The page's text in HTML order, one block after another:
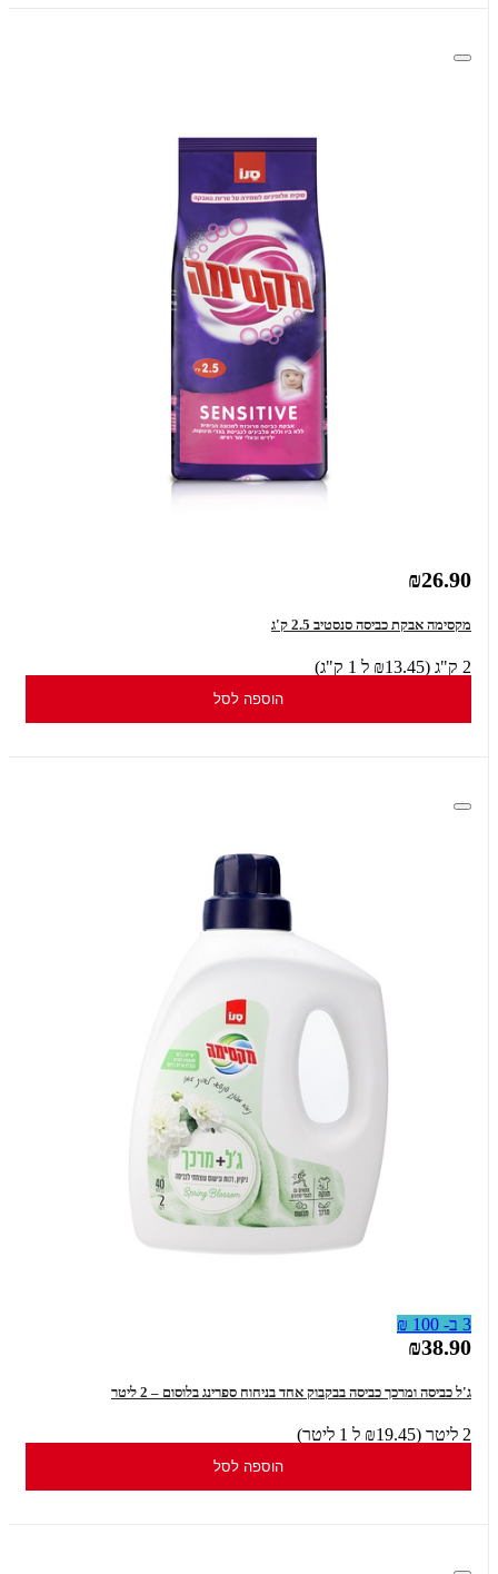
₪26.90
מקסימה אבקת כביסה סנסטיב 2.5 ק'ג
2 ק"ג (₪13.45 ל 1 ק"ג)
הוספה לסל
3 ב- 100 ₪
₪38.90
ג'ל כביסה ומרכך כביסה בבקבוק אחד בניחוח ספרינג בלוסום – 2 ליטר
2 ליטר (₪19.45 ל 1 ליטר)
הוספה לסל